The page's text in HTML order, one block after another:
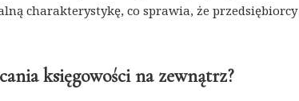
charakterystykę, co sprawia, że
księgowości na zewnątrz?